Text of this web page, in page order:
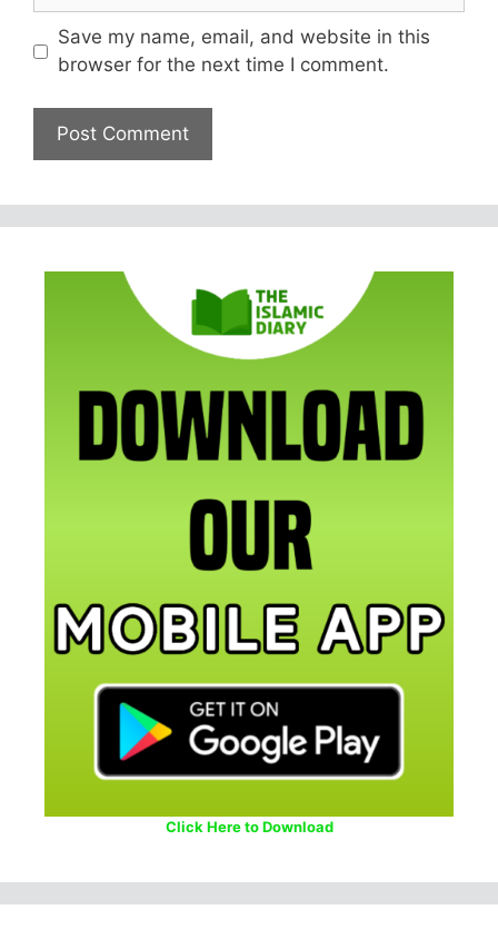
Save my name, email, and website in this
browser for the next time I comment.
Click Here to Download